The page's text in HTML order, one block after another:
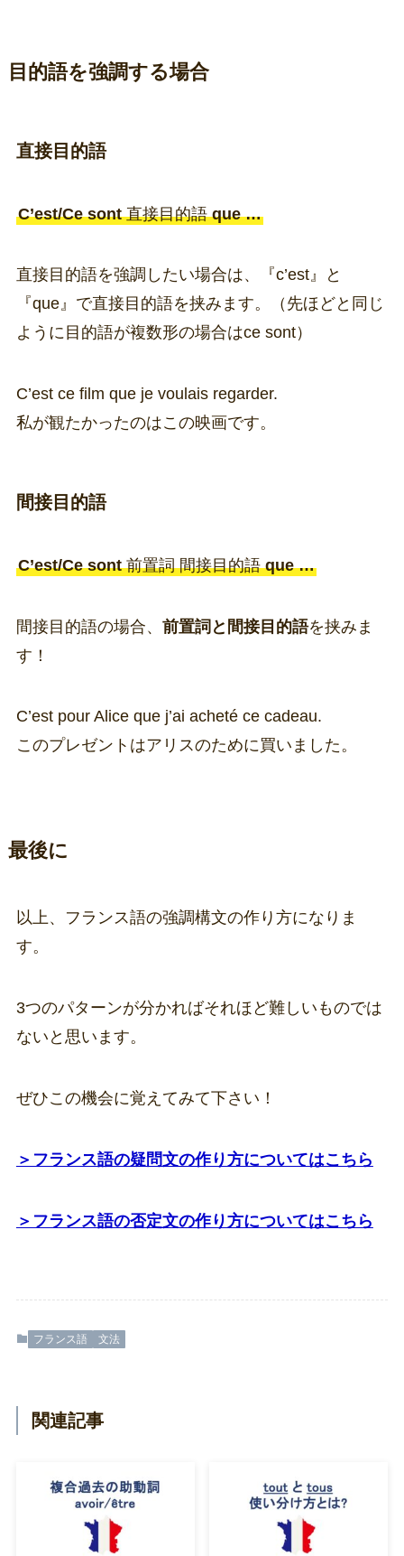
目的語を強調する場合
直接目的語
C’est/Ce sont直接目的語que …
直接目的語を強調したい場合は、『c’est』と
『que』で直接目的語を挟みます。（先ほどと同じ
ように目的語が複数形の場合はce sont）
C’est ce film que je voulais regarder.
私が観たかったのはこの映画です。
間接目的語
C’est/Ce sont前置詞 間接目的語que …
間接目的語の場合、 前置詞と間接目的語を挟みま
す！
C’est pour Alice que j’ai acheté ce cadeau.
このプレゼントはアリスのために買いました。
最後に
以上、フランス語の強調構文の作り方になりま
す。
3つのパターンが分かればそれほど難しいものでは
ないと思います。
ぜひこの機会に覚えてみて下さい！
＞フランス語の疑問文の作り方についてはこちら
＞フランス語の否定文の作り方についてはこちら
フランス語 文法
関連記事